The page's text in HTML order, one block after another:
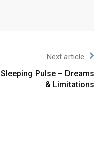
Next article
Sleeping Pulse – Dreams
& Limitations